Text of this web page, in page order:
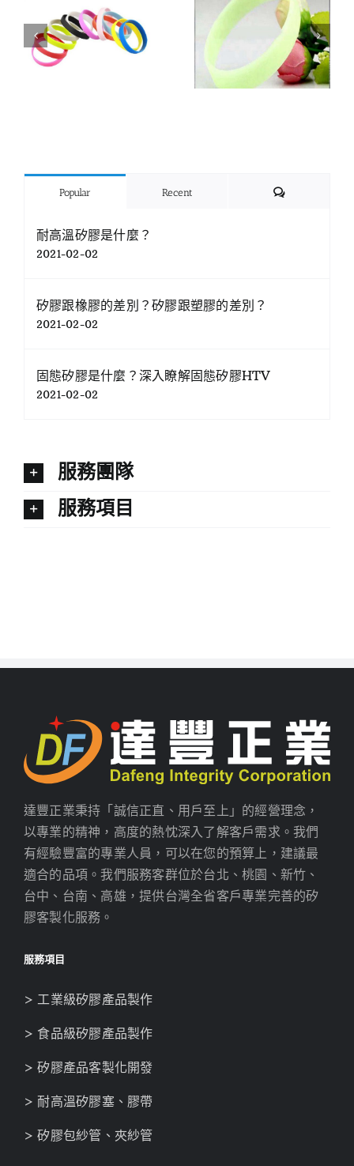
Popular Recent Comments
耐高溫矽膠是什麼？
2021-02-02
矽膠跟橡膠的差別？矽膠跟塑膠的差別？
2021-02-02
固態矽膠是什麼？深入瞭解固態矽膠HTV
2021-02-02
服務團隊
服務項目
達豐正業秉持「誠信正直、用戶至上」的經營理念，
以專業的精神，高度的熱忱深入了解客戶需求。我們
有經驗豐富的專業人員，可以在您的預算上，建議最
適合的品項。我們服務客群位於台北、桃園、新竹、
台中、台南、高雄，提供台灣全省客戶專業完善的矽
膠客製化服務。
服務項目
> 工業級矽膠產品製作
> 食品級矽膠產品製作
> 矽膠產品客製化開發
> 耐高溫矽膠塞、膠帶
> 矽膠包紗管、夾紗管